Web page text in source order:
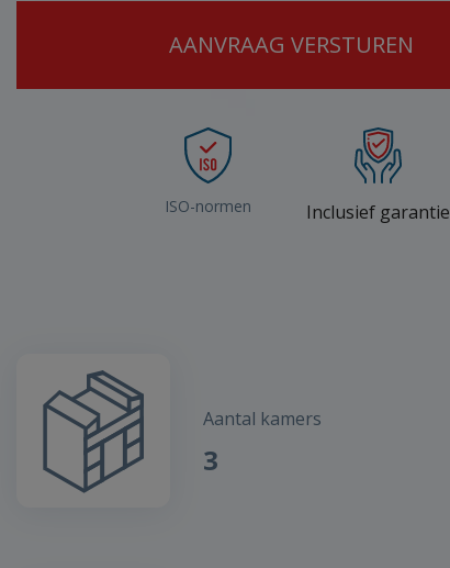
AANVRAAG VERSTUREN
ISO-normen Inclusief garantie
Aantal kamers
3